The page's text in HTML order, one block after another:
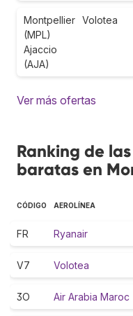
Montpellier
(MPL)
Ajaccio
(AJA)
Volotea
Ver más ofertas
Ranking de
baratas en
CÓDIGO AEROLÍNEA
FR Ryanair
V7 Volotea
3O Air Arabia Maroc